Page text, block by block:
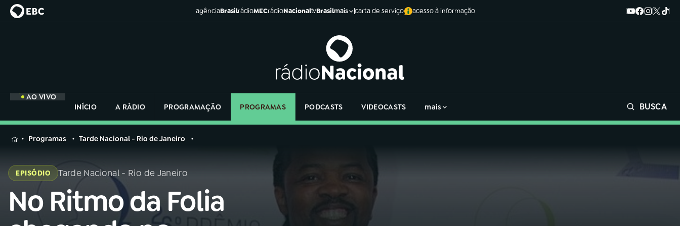
agênciaBrasilrádioMECrádioNacionaltvBrasilmais carta de serviço acesso à informação
AO VIVO
INÍCIO
A RÁDIO PROGRAMAÇÃO PROGRAMAS PODCASTS VIDEOCASTS mais BUSCA
MENU
Buscar
na
Rádio
AO VIVO
na
Rádio
Programas Tarde Nacional - Rio de Janeiro
EPISÓDIO Tarde Nacional - Rio de Janeiro
No Ritmo da Folia